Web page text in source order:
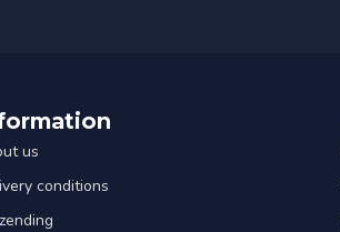
us
conditions